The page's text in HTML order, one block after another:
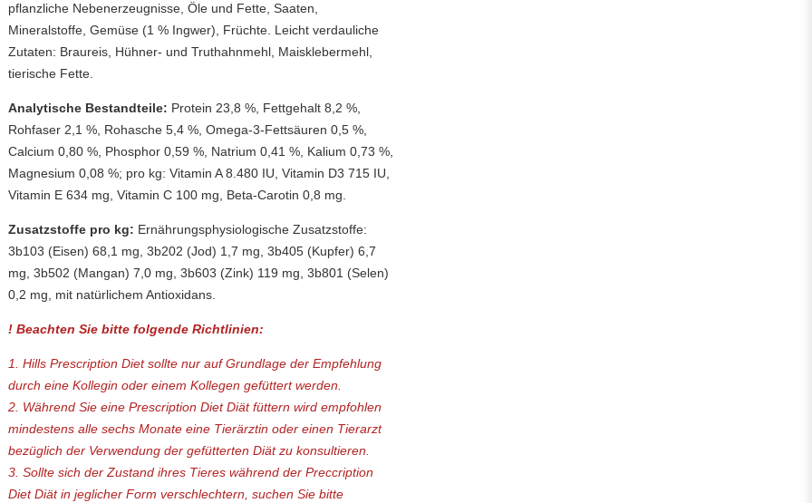
pflanzliche Nebenerzeugnisse, Öle und Fette, Saaten,
Mineralstoffe, Gemüse (1 % Ingwer), Früchte. Leicht verdauliche
Zutaten: Braureis, Hühner- und Truthahnmehl, Maisklebermehl,
tierische Fette.
Analytische Bestandteile: Protein 23,8 %, Fettgehalt 8,2 %,
Rohfaser 2,1 %, Rohasche 5,4 %, Omega-3-Fettsäuren 0,5 %,
Calcium 0,80 %, Phosphor 0,59 %, Natrium 0,41 %, Kalium 0,73 %,
Magnesium 0,08 %; pro kg: Vitamin A 8.480 IU, Vitamin D3 715 IU,
Vitamin E 634 mg, Vitamin C 100 mg, Beta-Carotin 0,8 mg.
Zusatzstoffe pro kg: Ernährungsphysiologische Zusatzstoffe:
3b103 (Eisen) 68,1 mg, 3b202 (Jod) 1,7 mg, 3b405 (Kupfer) 6,7
mg, 3b502 (Mangan) 7,0 mg, 3b603 (Zink) 119 mg, 3b801 (Selen)
0,2 mg, mit natürlichem Antioxidans.
! Beachten Sie bitte folgende Richtlinien:
1. Hills Prescription Diet sollte nur auf Grundlage der Empfehlung
durch eine Kollegin oder einem Kollegen gefüttert werden.
2. Während Sie eine Prescription Diet Diät füttern wird empfohlen
mindestens alle sechs Monate eine Tierärztin oder einen Tierarzt
bezüglich der Verwendung der gefütterten Diät zu konsultieren.
3. Sollte sich der Zustand ihres Tieres während der Preccription
Diet Diät in jeglicher Form verschlechtern, suchen Sie bitte